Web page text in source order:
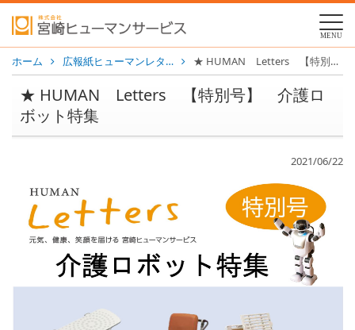
MENU
ホーム 広報紙ヒューマンレタ… ★ HUMAN Letters 【特別号】 介護ロボット特集
★ HUMAN Letters 【特別号】 介護ロ
ボット特集
2021/06/22